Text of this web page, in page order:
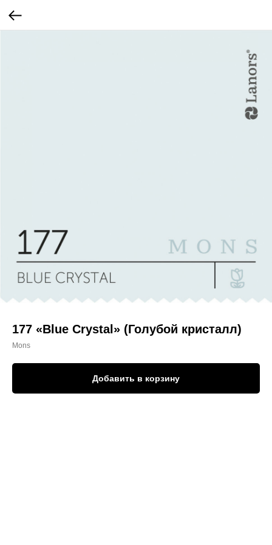
177 «Blue Crystal» (Голубой кристалл)
Mons
Добавить в корзину